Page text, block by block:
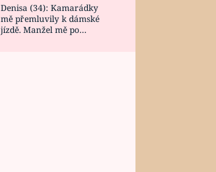
Denisa (34): Kamarádky
mě přemluvily k dámské
jízdě. Manžel mě po